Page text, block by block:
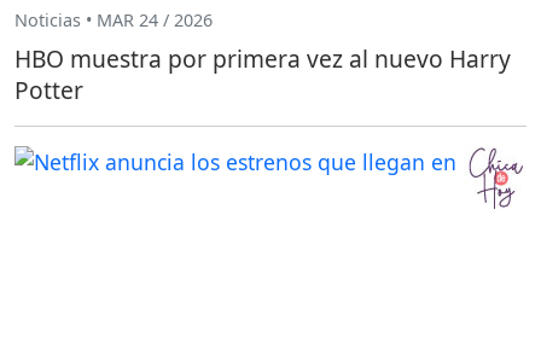
Noticias • MAR 24 / 2026
HBO muestra por primera vez al nuevo Harry
Potter